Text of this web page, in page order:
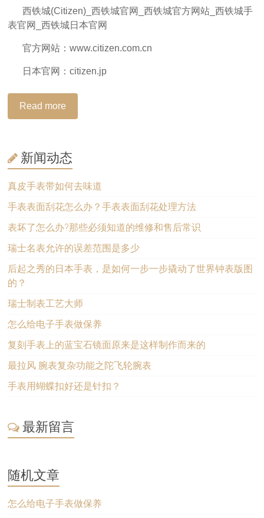
西铁城(Citizen)_西铁城官网_西铁城官方网站_西铁城手
表官网_西铁城日本官网
官方网站：www.citizen.com.cn
日本官网：citizen.jp
Read more
新闻动态
真皮手表带如何去味道
手表表面刮花怎么办？手表表面刮花处理方法
表坏了怎么办?那些必须知道的维修和售后常识
瑞士名表允许的误差范围是多少
后起之秀的日本手表，是如何一步一步撬动了世界钟表版图
的？
瑞士制表工艺大师
怎么给电子手表做保养
复刻手表上的蓝宝石镜面原来是这样制作而来的
最拉风 腕表复杂功能之陀飞轮腕表
手表用蝴蝶扣好还是针扣？
最新留言
随机文章
怎么给电子手表做保养